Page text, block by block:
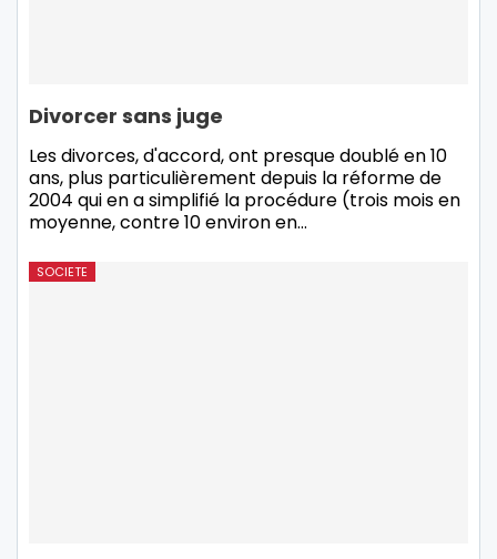
Divorcer sans juge
Les divorces, d'accord, ont presque doublé en 10
ans, plus particulièrement depuis la réforme de
2004 qui en a simplifié la procédure (trois mois en
moyenne, contre 10 environ en…
SOCIETE